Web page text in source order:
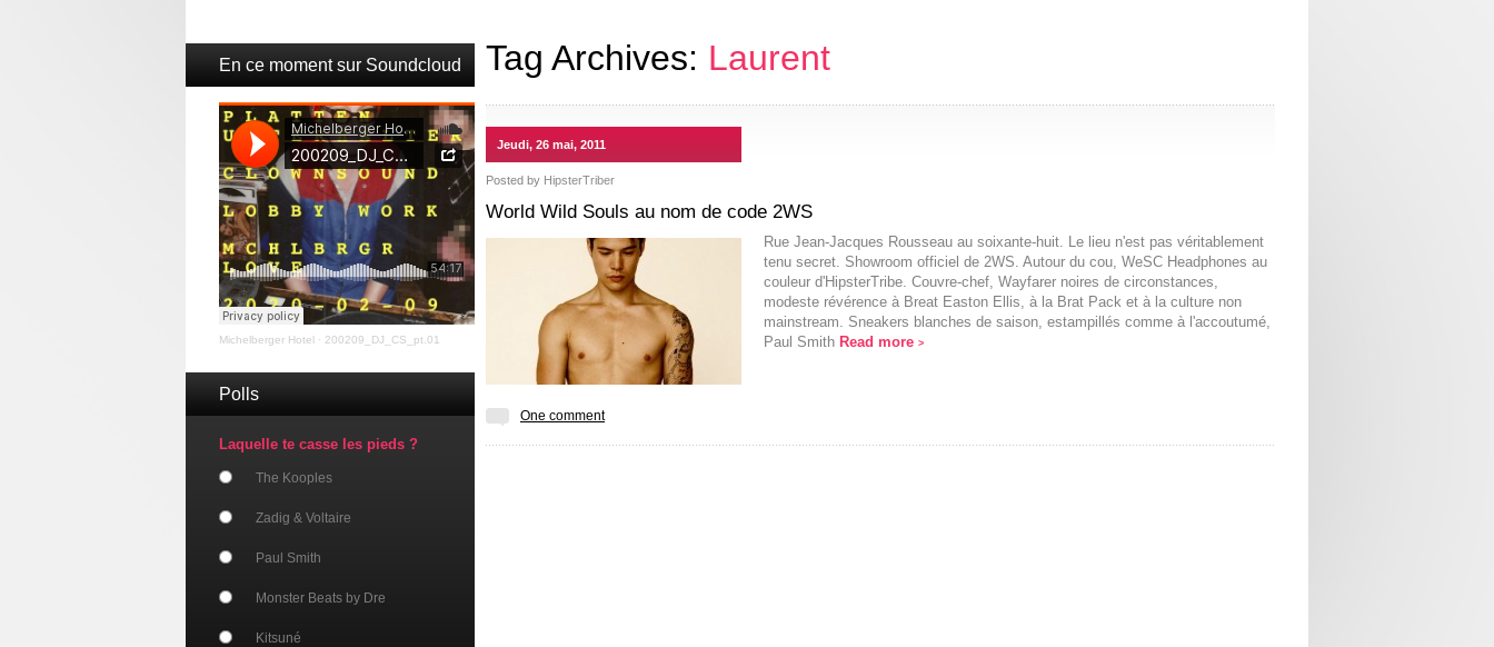
En ce moment sur Soundcloud
Michelberger Hotel · 200209_DJ_CS_pt.01
Polls
Laquelle te casse les pieds ?
The Kooples
Zadig & Voltaire
Paul Smith
Monster Beats by Dre
Kitsuné
Tag Archives: Laurent
Jeudi, 26 mai, 2011
Posted by HipsterTriber
World Wild Souls au nom de code 2WS
Rue Jean-Jacques Rousseau au soixante-huit. Le lieu n'est pas véritablement
tenu secret. Showroom officiel de 2WS. Autour du cou, WeSC Headphones au
couleur d'HipsterTribe. Couvre-chef, Wayfarer noires de circonstances,
modeste révérence à Breat Easton Ellis, à la Brat Pack et à la culture non
mainstream. Sneakers blanches de saison, estampillés comme à l'accoutumé,
Paul Smith Read more >
One comment